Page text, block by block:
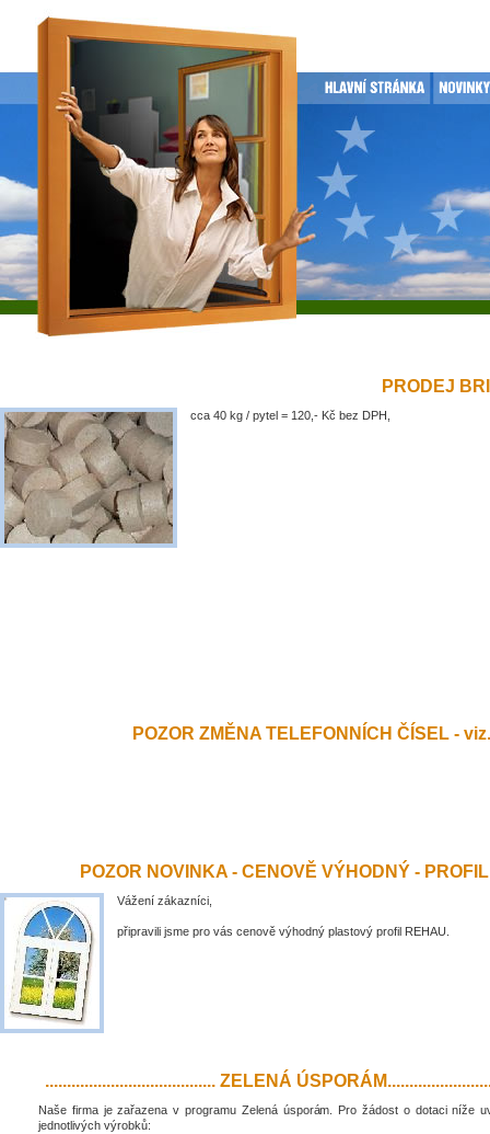
PRODEJ
cca 40 kg / pytel = 120,- Kč bez DPH,
POZOR ZMĚNA TELEFONNÍCH ČÍSEL -
POZOR NOVINKA - CENOVĚ VÝHODNÝ -
Vážení zákazníci,
připravili jsme pro vás cenově výhodný plastový profil REHAU.
....................................... ZELENÁ
Naše firma je zařazena v programu Zelená úsporám. Pro žádost o dotaci níže
jednotlivých výrobků: